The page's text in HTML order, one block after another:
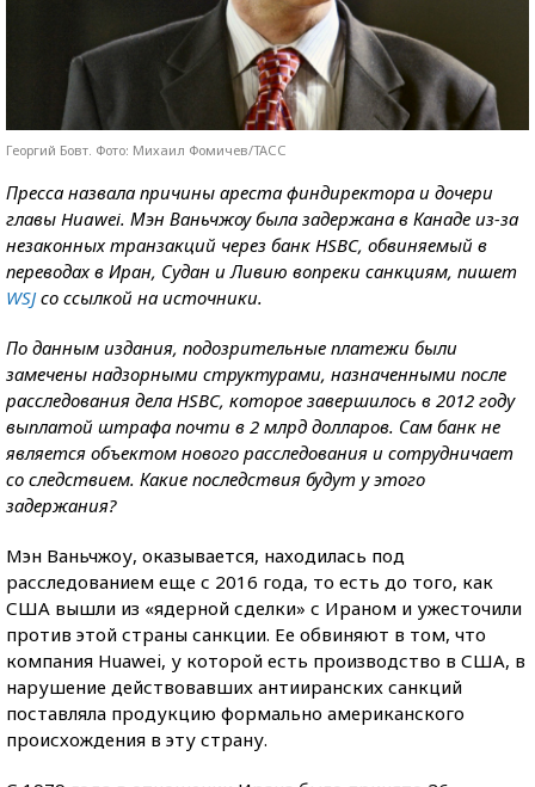
Георгий Бовт. Фото: Михаил Фомичев/ТАСС
Пресса назвала причины ареста финдиректора и дочери
главы Huawei. Мэн Ваньчжоу была задержана в Канаде из-за
незаконных транзакций через банк HSBC, обвиняемый в
переводах в Иран, Судан и Ливию вопреки санкциям, пишет
WSJсо ссылкой на источники.
По данным издания, подозрительные платежи были
замечены надзорными структурами, назначенными после
расследования дела HSBC, которое завершилось в 2012 году
выплатой штрафа почти в 2 млрд долларов. Сам банк не
является объектом нового расследования и сотрудничает
со следствием. Какие последствия будут у этого
задержания?
Мэн Ваньчжоу, оказывается, находилась под
расследованием еще с 2016 года, то есть до того, как
США вышли из «ядерной сделки» с Ираном и ужесточили
против этой страны санкции. Ее обвиняют в том, что
компания Huawei, у которой есть производство в США, в
нарушение действовавших антииранских санкций
поставляла продукцию формально американского
происхождения в эту страну.